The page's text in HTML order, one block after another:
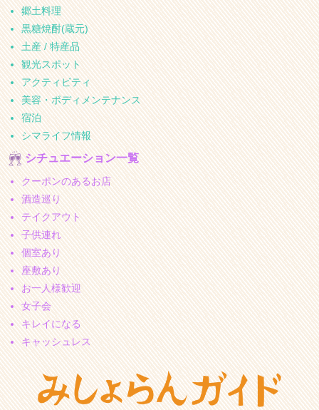
郷土料理
黒糖焼酎(蔵元)
土産 / 特産品
観光スポット
アクティビティ
美容・ボディメンテナンス
宿泊
シマライフ情報
シチュエーション一覧
クーポンのあるお店
酒造巡り
テイクアウト
子供連れ
個室あり
座敷あり
お一人様歓迎
女子会
キレイになる
キャッシュレス